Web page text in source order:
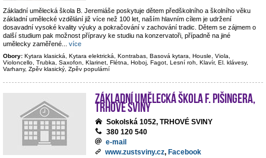
Základní umělecká škola B. Jeremiáše poskytuje dětem předškolního a školního věku
základní umělecké vzdělání již více než 100 let, naším hlavním cílem je udržení
dosavadní vysoké kvality výuky a pokračování v zachování tradic. Dětem se zájmem o
další studium pak možnost přípravy ke studiu na konzervatoři, případně na jiné
umělecky zaměřené
více
Obory: Kytara klasická, Kytara elektrická, Kontrabas, Basová kytara, Housle, Viola,
Violoncello, Trubka, Saxofon, Klarinet, Flétna, Hoboj, Fagot, Lesní roh, Klavír, El. klávesy,
Varhany, Zpěv klasický, Zpěv populární
Základní umělecká škola F. Pišingera,
Trhové Sviny
Sokolská 1052, TRHOVÉ SVINY
380 120 540
e-mail
www.zustsviny.cz, Facebook